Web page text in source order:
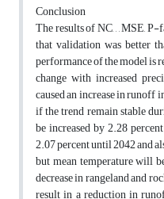
Conclusion
The results of NC, , , MSE,
that validation was better
performance of the model is
change with increased
caused an increase in runoff
if the trend remain stable
be increased by 2.28
2.07 percent until 2042 and
but mean temperature will
decrease in rangeland and